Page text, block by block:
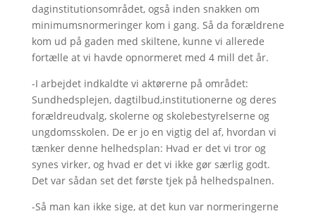
daginstitutionsområdet, også inden snakken om
minimumsnormeringer kom i gang. Så da forældrene
kom ud på gaden med skiltene, kunne vi allerede
fortælle at vi havde opnormeret med 4 mill det år.
-I arbejdet indkaldte vi aktørerne på området:
Sundhedsplejen, dagtilbud,institutionerne og deres
forældreudvalg, skolerne og skolebestyrelserne og
ungdomsskolen. De er jo en vigtig del af, hvordan vi
tænker denne helhedsplan: Hvad er det vi tror og
synes virker, og hvad er det vi ikke gør særlig godt.
Det var sådan set det første tjek på helhedspalnen.
-Så man kan ikke sige, at det kun var normeringerne